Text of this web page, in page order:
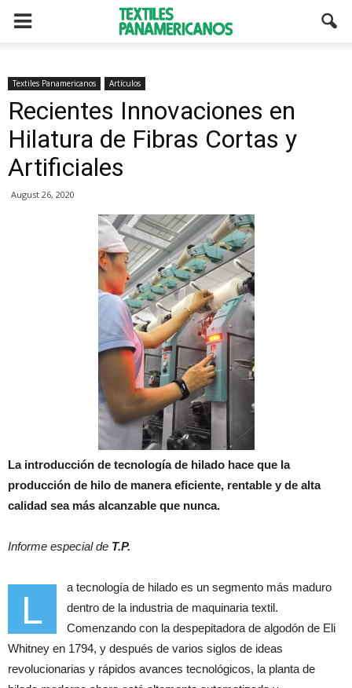
Textiles Panamericanos Artículos
Recientes Innovaciones en
Hilatura de Fibras Cortas y
Artificiales
August 26, 2020
La introducción de tecnología de hilado hace que la
producción de hilo de manera eficiente, rentable y de alta
calidad sea más alcanzable que nunca.
Informe especial de T.P.
L
a tecnología de hilado es un segmento más maduro
dentro de la industria de maquinaria textil.
Comenzando con la despepitadora de algodón de Eli
Whitney en 1794, y después de varios siglos de ideas
revolucionarias y rápidos avances tecnológicos, la planta de